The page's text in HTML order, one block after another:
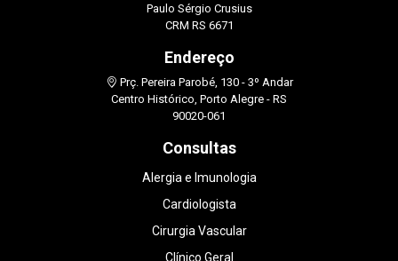
Paulo Sérgio Crusius
CRM RS 6671
Endereço
Prç. Pereira Parobé, 130 - 3º Andar
Centro Histórico, Porto Alegre - RS
90020-061
Consultas
Alergia e Imunologia
Cardiologista
Cirurgia Vascular
Clínico Geral